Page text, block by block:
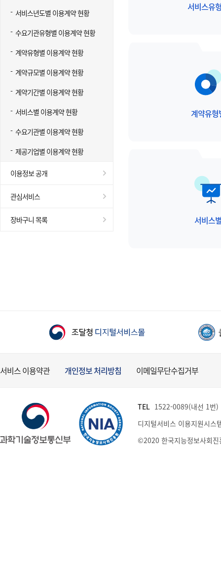
서비스년도별 이용계약 현황
수요기관유형별 이용계약 현황
계약유형별 이용계약 현황
계약규모별 이용계약 현황
계약기간별 이용계약 현황
서비스별 이용계약 현황
수요기관별 이용계약 현황
제공기업별 이용계약 현황
이용정보 공개
관심서비스
장바구니 목록
서비스유
계약유형
서비스
서비스 이용약관 개인정보 처리방침 이메일무단수집거부
TEL 1522-0089(내선 1번
디지털서비스 이용지원시스
©2020 한국지능정보사회진